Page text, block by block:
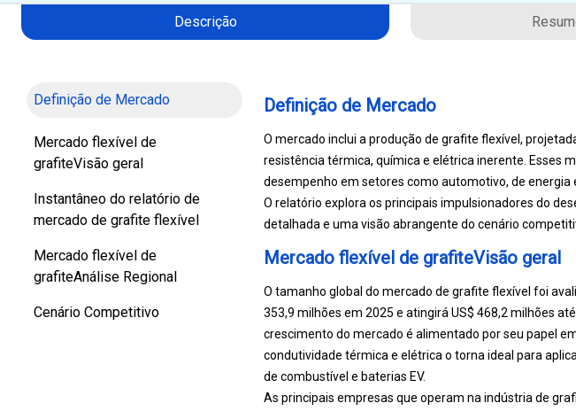
Descrição
Definição de Mercado
Mercado flexível de
grafiteVisão geral
Instantâneo do relatório de
mercado de grafite flexível
Mercado flexível de
grafiteAnálise Regional
Cenário Competitivo
Definição de Mercado
O mercado inclui a produção de grafite flexível,
resistência térmica, química e elétrica inerente. Esses
desempenho em setores como automotivo, de
O relatório explora os principais impulsionadores do
detalhada e uma visão abrangente do cenário
Mercado flexível de grafiteVisão geral
O tamanho global do mercado de grafite flexível foi
353,9 milhões em 2025 e atingirá US$ 468,2 milhões
crescimento do mercado é alimentado por seu papel
condutividade térmica e elétrica o torna ideal para
de combustível e baterias EV.
As principais empresas que operam na indústria de